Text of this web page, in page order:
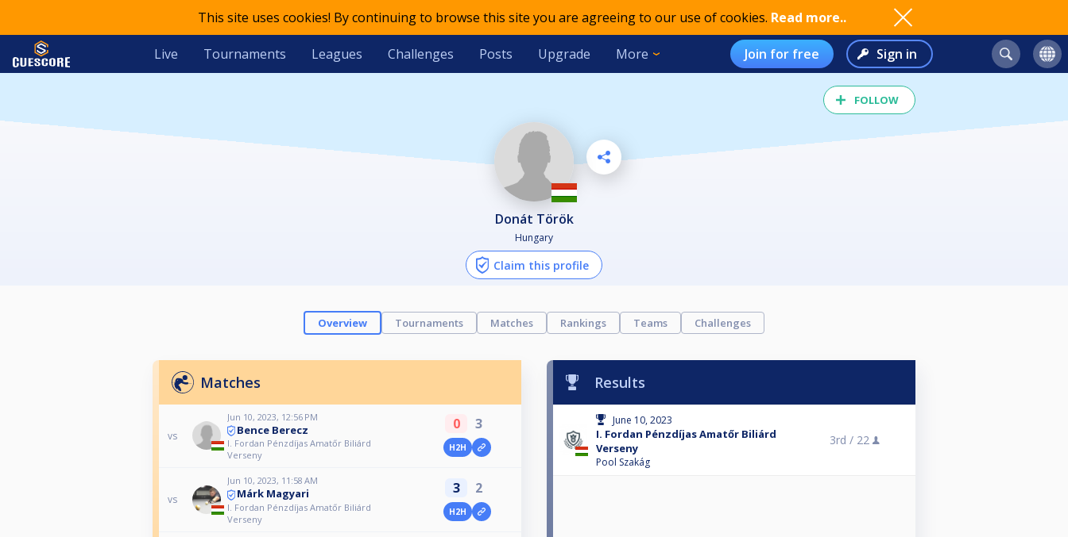
This site uses cookies! By continuing to browse this site you are agreeing to our use of cookies. Read more..
Live Tournaments Leagues Challenges Posts Upgrade More Join for free Sign in
FOLLOW
Donát Török
Hungary
Claim this profile
Overview Tournaments Matches Rankings Teams Challenges
Matches
vs
Jun 10, 2023, 12:56 PM
Bence Berecz
I. Fordan Pénzdíjas Amatőr Biliárd
Verseny
0 3
H2H
vs
Jun 10, 2023, 11:58 AM
Márk Magyari
I. Fordan Pénzdíjas Amatőr Biliárd
Verseny
3 2
H2H
Results
June 10, 2023
I. Fordan Pénzdíjas Amatőr Biliárd
Verseny
Pool Szakág
3rd / 22